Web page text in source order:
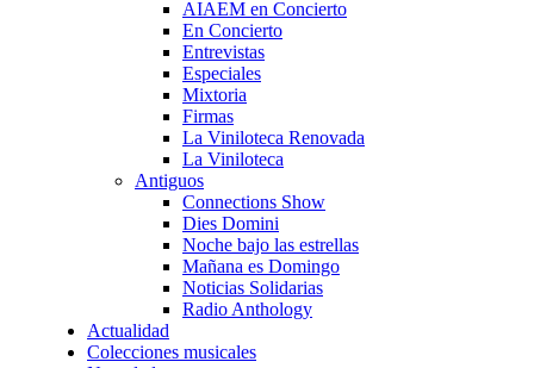
AIAEM en Concierto
En Concierto
Entrevistas
Especiales
Mixtoria
Firmas
La Viniloteca Renovada
La Viniloteca
Antiguos
Connections Show
Dies Domini
Noche bajo las estrellas
Mañana es Domingo
Noticias Solidarias
Radio Anthology
Actualidad
Colecciones musicales